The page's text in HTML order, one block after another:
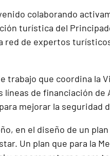
colaborando
turística del
red de expertos
trabajo que coordina la
líneas de financiación
mejorar la seguridad
en el diseño de un
Un plan que para la